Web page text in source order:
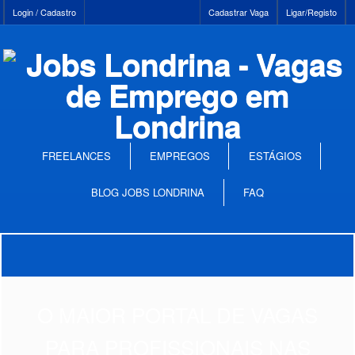
Login / Cadastro Ligar/Registo
Cadastrar Vaga
FREELANCES EMPREGOS ESTÁGIOS
BLOG JOBS LONDRINA FAQ